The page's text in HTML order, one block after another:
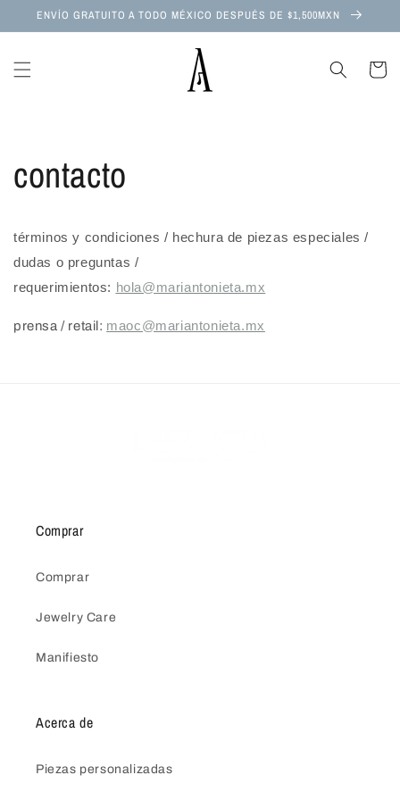
directamente
al contenido
ENVÍO GRATUITO A TODO MÉXICO DESPUÉS DE $1,500MXN
Carrito
contacto
términos y condiciones / hechura de piezas especiales /
dudas o preguntas /
requerimientos: hola@mariantonieta.mx
prensa / retail: maoc@mariantonieta.mx
Comprar
Comprar
Jewelry Care
Manifiesto
Acerca de
Piezas personalizadas